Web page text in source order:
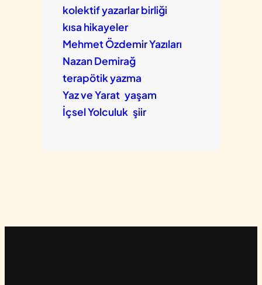
kolektif yazarlar birliği
kısa hikayeler
Mehmet Özdemir Yazıları
Nazan Demirağ
terapötik yazma
Yaz ve Yarat yaşam
İçsel Yolculuk şiir